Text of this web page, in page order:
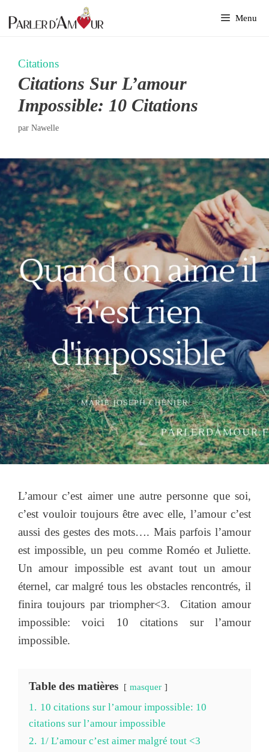
au
Menu
Citations
Citations Sur L’amour
Impossible: 10 Citations
par Nawelle
L’amour c’est aimer une autre personne que soi,
c’est vouloir toujours être avec elle, l’amour c’est
aussi des gestes des mots…. Mais parfois l’amour
est impossible, un peu comme Roméo et Juliette.
Un amour impossible est avant tout un amour
éternel, car malgré tous les obstacles rencontrés, il
finira toujours par triompher<3. Citation amour
impossible: voici 10 citations sur l’amour
impossible.
Table des matières masquer
1. 10 citations sur l’amour impossible: 10
citations sur l’amour impossible
2. 1/ L’amour c’est aimer malgré tout <3